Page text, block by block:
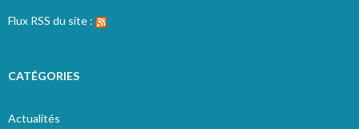
Flux RSS du site :
CATÉGORIES
Actualités